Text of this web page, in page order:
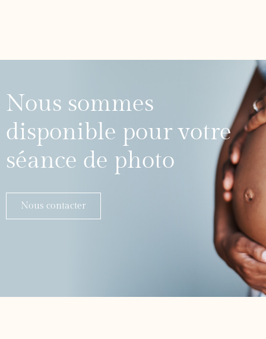
Nous sommes
disponible pour votre
séance de photo
Nous contacter